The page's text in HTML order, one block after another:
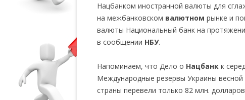
Нацбанком иностранной валюты для
на межбанковском валютном рынке и
валюты Национальный банк на
в сообщении НБУ.
Напоминаем, что Дело о Нацбанк к
Международные резервы Украины
страны перевели только 82 млн.